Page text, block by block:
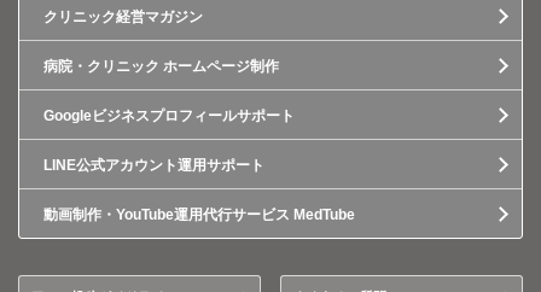
クリニック経営マガジン
病院・クリニック ホームページ制作
Googleビジネスプロフィールサポート
LINE公式アカウント運用サポート
動画制作・YouTube運用代行サービス MedTube